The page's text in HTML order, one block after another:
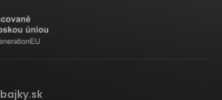
bajky.sk